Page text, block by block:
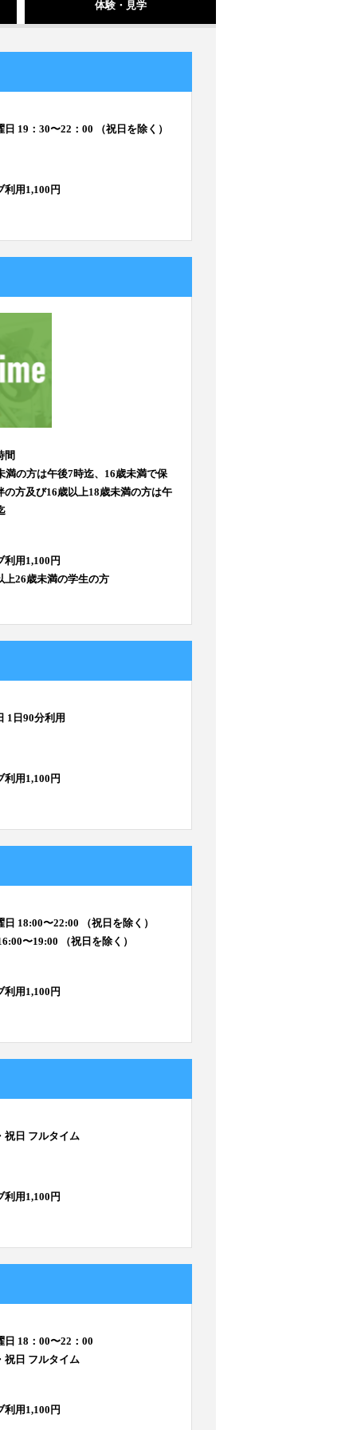
体験・見学
日 19：30〜22：00 （祝日を除く）
利用1,100円
間
の方は午後7時迄、16歳未満で保
の方及び16歳以上18歳未満の方は午
利用1,100円
上26歳未満の学生の方
1日90分利用
利用1,100円
日 18:00〜22:00 （祝日を除く）
〜19:00 （祝日を除く）
利用1,100円
祝日 フルタイム
利用1,100円
日 18：00〜22：00
祝日 フルタイム
利用1,100円